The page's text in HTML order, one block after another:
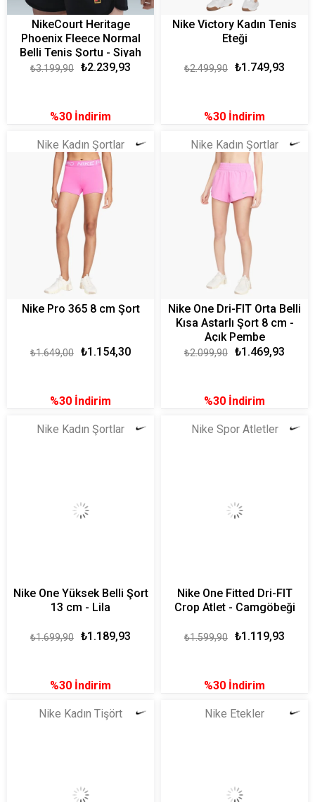
NikeCourt Heritage
Phoenix Fleece Normal
Belli Tenis Şortu - Siyah
₺2.239,93
₺3.199,90
%30 İndirim
Nike Victory Kadın Tenis
Eteği
₺1.749,93
₺2.499,90
%30 İndirim
Nike Kadın Şortlar
Nike Pro 365 8 cm Şort
₺1.154,30
₺1.649,00
%30 İndirim
Nike Kadın Şortlar
Nike One Dri-FIT Orta Belli
Kısa Astarlı Şort 8 cm -
Açık Pembe
₺1.469,93
₺2.099,90
%30 İndirim
Nike Kadın Şortlar
Nike One Yüksek Belli Şort
13 cm - Lila
₺1.189,93
₺1.699,90
%30 İndirim
Nike Spor Atletler
Nike One Fitted Dri-FIT
Crop Atlet - Camgöbeği
₺1.119,93
₺1.599,90
%30 İndirim
Nike Kadın Tişört Nike Etekler